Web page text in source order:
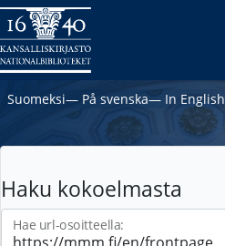
Suomeksi― På svenska― In English
Haku kokoelmasta
Hae url-osoitteella: